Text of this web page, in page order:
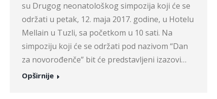
su Drugog neonatološkog simpozija koji će se
održati u petak, 12. maja 2017. godine, u Hotelu
Mellain u Tuzli, sa početkom u 10 sati. Na
simpoziju koji će se održati pod nazivom “Dan
za novorođenče” bit će predstavljeni izazovi…
Opširnije